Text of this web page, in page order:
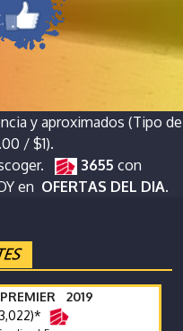
y aproximados (Tipo de
/ $1).
3655 con
en OFERTAS DEL DIA.
2019